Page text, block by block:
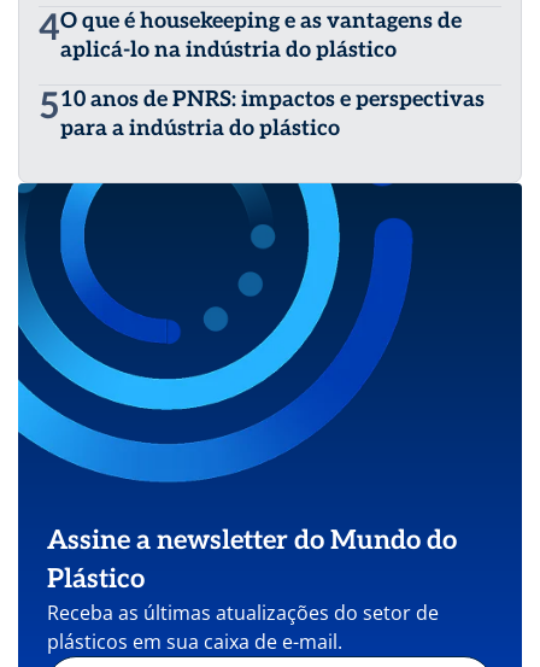
4O que é housekeeping e as vantagens de
aplicá-lo na indústria do plástico
510 anos de PNRS: impactos e perspectivas
para a indústria do plástico
Assine a newsletter do Mundo do
Plástico
Receba as últimas atualizações do setor de
plásticos em sua caixa de e-mail.